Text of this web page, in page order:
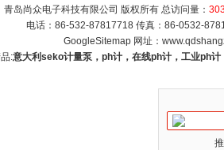
青岛尚众电子科技有限公司 版权所有 总访问量：
电话：86-532-87817718 传真：86-0532-
GoogleSitemap 网址：
:意大利seko计量泵，ph计，在线ph计，工业ph